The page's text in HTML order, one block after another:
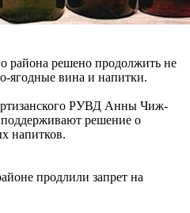
района решено продолжить не
ягодные вина и напитки.
РУВД Анны Чиж-
решение о
напитков.
продлили запрет на